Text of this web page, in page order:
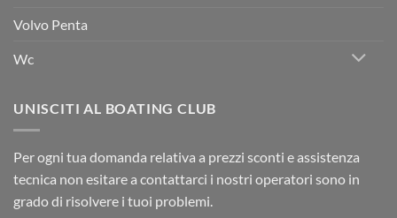
Volvo Penta
Wc
UNISCITI AL BOATING CLUB
Per ogni tua domanda relativa a prezzi sconti e assistenza
tecnica non esitare a contattarci i nostri operatori sono in
grado di risolvere i tuoi problemi.